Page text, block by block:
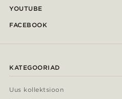
YOUTUBE
FACEBOOK
KATEGOORIAD
Uus kollektsioon